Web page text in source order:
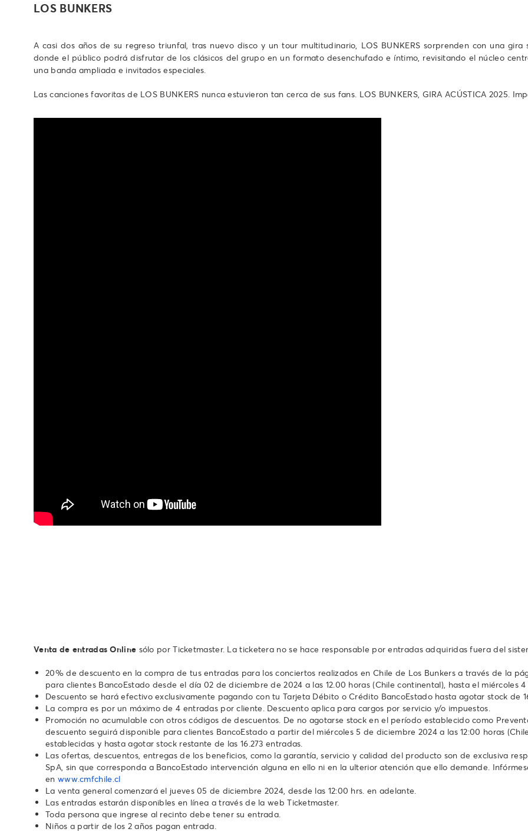
LOS BUNKERS
A casi dos años de su regreso triunfal, tras nuevo disco y un tour multitudinario, LOS BUNKERS sorprenden con una gira
donde el público podrá disfrutar de los clásicos del grupo en un formato desenchufado e íntimo, revisitando el núcleo
una banda ampliada e invitados especiales.
Las canciones favoritas de LOS BUNKERS nunca estuvieron tan cerca de sus fans. LOS BUNKERS, GIRA ACÚSTICA 2025.
Venta de entradas Online sólo por Ticketmaster. La ticketera no se hace responsable por entradas adquiridas fuera del
20% de descuento en la compra de tus entradas para los conciertos realizados en Chile de Los Bunkers a través de la
para clientes BancoEstado desde el día 02 de diciembre de 2024 a las 12.00 horas (Chile continental), hasta el miércoles
Descuento se hará efectivo exclusivamente pagando con tu Tarjeta Débito o Crédito BancoEstado hasta agotar stock de
La compra es por un máximo de 4 entradas por cliente. Descuento aplica para cargos por servicio y/o impuestos.
Promoción no acumulable con otros códigos de descuentos. De no agotarse stock en el período establecido como
descuento seguirá disponible para clientes BancoEstado a partir del miércoles 5 de diciembre 2024 a las 12:00 horas
establecidas y hasta agotar stock restante de las 16.273 entradas.
Las ofertas, descuentos, entregas de los beneficios, como la garantía, servicio y calidad del producto son de exclusiva
SpA, sin que corresponda a BancoEstado intervención alguna en ello ni en la ulterior atención que ello demande.
en www.cmfchile.cl
La venta general comenzará el jueves 05 de diciembre 2024, desde las 12:00 hrs. en adelante.
Las entradas estarán disponibles en línea a través de la web Ticketmaster.
Toda persona que ingrese al recinto debe tener su entrada.
Niños a partir de los 2 años pagan entrada.